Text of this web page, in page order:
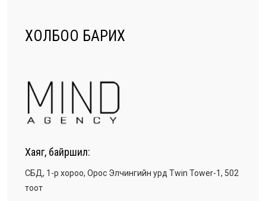
ХОЛБОО БАРИХ
Хаяг, байршил:
СБД, 1-р хороо, Орос Элчингийн урд Twin Tower-1, 502
тоот